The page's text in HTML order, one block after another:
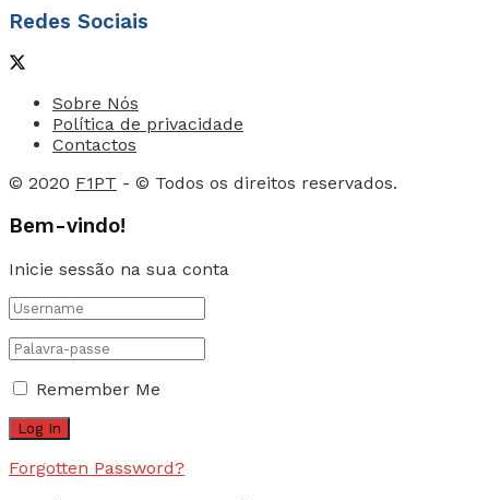
Redes Sociais
Sobre Nós
Política de privacidade
Contactos
© 2020 F1PT - © Todos os direitos reservados.
Bem-vindo!
Inicie sessão na sua conta
Remember Me
Forgotten Password?